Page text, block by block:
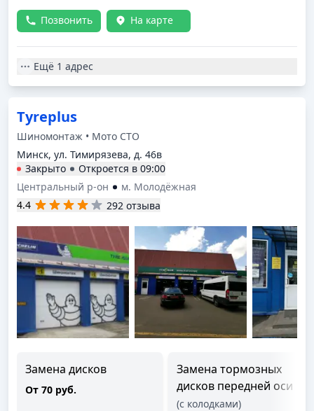
Позвонить На карте
Ещё 1 адрес
Tyreplus
Шиномонтаж • Мото СТО
Минск, ул. Тимирязева, д. 46в
Закрыто
Откроется в 09:00
Центральный р-он
м. Молодёжная
4.4
292 отзыва
Замена дисков
От 70 руб.
Замена тормозных
дисков передней оси
(с колодками)